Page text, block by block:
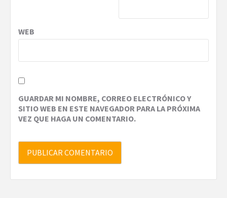
WEB
GUARDAR MI NOMBRE, CORREO ELECTRÓNICO Y
SITIO WEB EN ESTE NAVEGADOR PARA LA PRÓXIMA
VEZ QUE HAGA UN COMENTARIO.